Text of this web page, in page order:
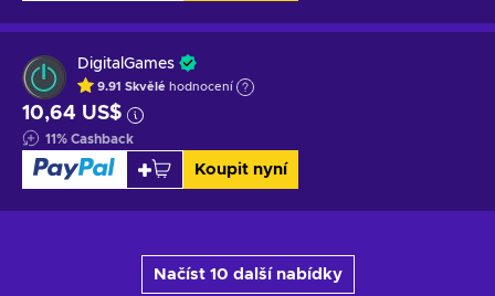
DigitalGames
9.91 Skvělé hodnocení
10,64 US$
11% Cashback
Koupit nyní
Načíst 10 další nabídky